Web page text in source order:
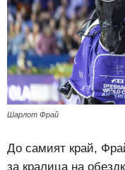
Шарлот Фрай
До самият край,
за кралица на